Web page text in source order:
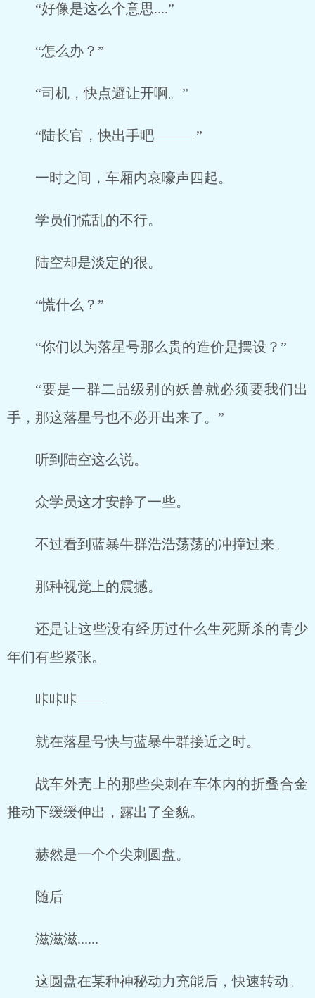
“好像是这么个意思....”
“怎么办？”
“司机，快点避让开啊。”
“陆长官，快出手吧———”
一时之间，车厢内哀嚎声四起。
学员们慌乱的不行。
陆空却是淡定的很。
“慌什么？”
“你们以为落星号那么贵的造价是摆设？”
“要是一群二品级别的妖兽就必须要我们出
手，那这落星号也不必开出来了。”
听到陆空这么说。
众学员这才安静了一些。
不过看到蓝暴牛群浩浩荡荡的冲撞过来。
那种视觉上的震撼。
还是让这些没有经历过什么生死厮杀的青少
年们有些紧张。
咔咔咔——
就在落星号快与蓝暴牛群接近之时。
战车外壳上的那些尖刺在车体内的折叠合金
推动下缓缓伸出，露出了全貌。
赫然是一个个尖刺圆盘。
随后
滋滋滋......
这圆盘在某种神秘动力充能后，快速转动。